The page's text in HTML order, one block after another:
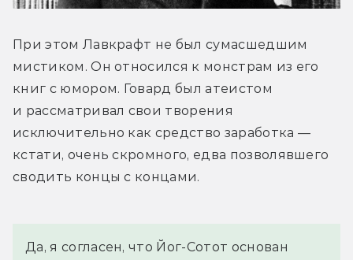
При этом Лавкрафт не был сумасшедшим
мистиком. Он относился к монстрам из его
книг с юмором. Говард был атеистом
и рассматривал свои творения
исключительно как средство заработка —
кстати, очень скромного, едва позволявшего
сводить концы с концами.
Да, я согласен, что Йог-Сотот основан